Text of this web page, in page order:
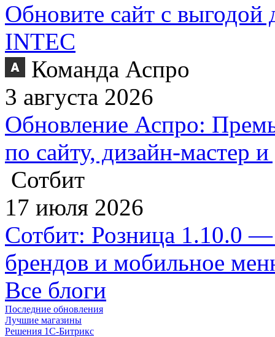
Обновите сайт с выгодой
INTEC
Команда Аспро
3 августа 2026
Обновление Аспро:
по сайту, дизайн-мастер
Сотбит
17 июля 2026
Сотбит: Розница 1.10.0 —
брендов и мобильное
Все блоги
Последние обновления
Лучшие магазины
Решения 1С-Битрикс